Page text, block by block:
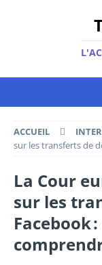
ACCUEIL
sur les transferts de
La Cour
sur les
Facebook